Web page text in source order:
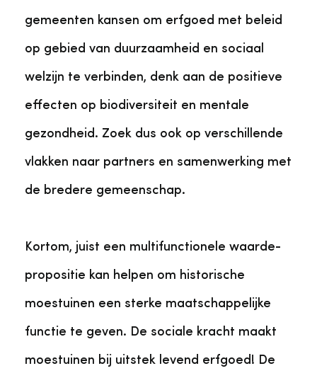
gemeenten kansen om erfgoed met beleid
op gebied van duurzaamheid en sociaal
welzijn te verbinden, denk aan de positieve
effecten op biodiversiteit en mentale
gezondheid. Zoek dus ook op verschillende
vlakken naar partners en samenwerking met
de bredere gemeenschap.
Kortom, juist een multifunctionele waarde-
propositie kan helpen om historische
moestuinen een sterke maatschappelijke
functie te geven. De sociale kracht maakt
moestuinen bij uitstek levend erfgoed! De